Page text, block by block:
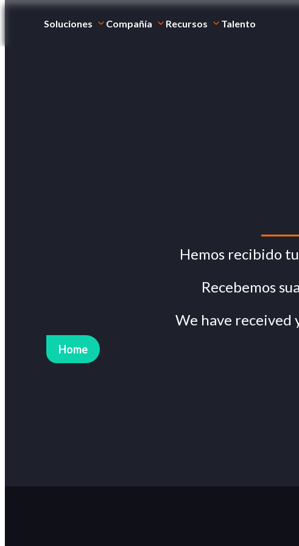
Soluciones Compañía Recursos Talento
Hemos recibido
Recebemos
We have received
Home